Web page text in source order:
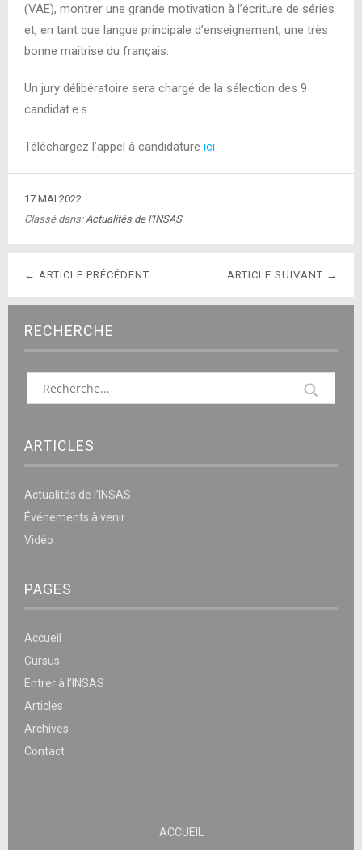
(VAE), montrer une grande motivation à l’écriture de séries
et, en tant que langue principale d’enseignement, une très
bonne maitrise du français.
Un jury délibératoire sera chargé de la sélection des 9
candidat.e.s.
Téléchargez l’appel à candidature ici
17 MAI 2022
Classé dans:Actualités de l'INSAS
ARTICLE SUIVANT →
← ARTICLE PRÉCÉDENT
RECHERCHE
ARTICLES
Actualités de l’INSAS
Événements à venir
Vidéo
PAGES
Accueil
Cursus
Entrer à l’INSAS
Articles
Archives
Contact
ACCUEIL